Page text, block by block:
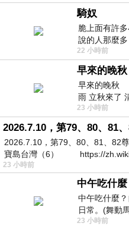
騎奴
脆上面有許
說的人那麼
了一個問題
22 小時前
早來的晚秋
早來的晚秋
雨 立秋來了
下子 又被赤
23 小時前
2026.7.10，第79、80、81、82
寶島台灣（6） https://
23 小時前
中午吃什麼
日常。(舞動
當？麵？還是
23 小時前